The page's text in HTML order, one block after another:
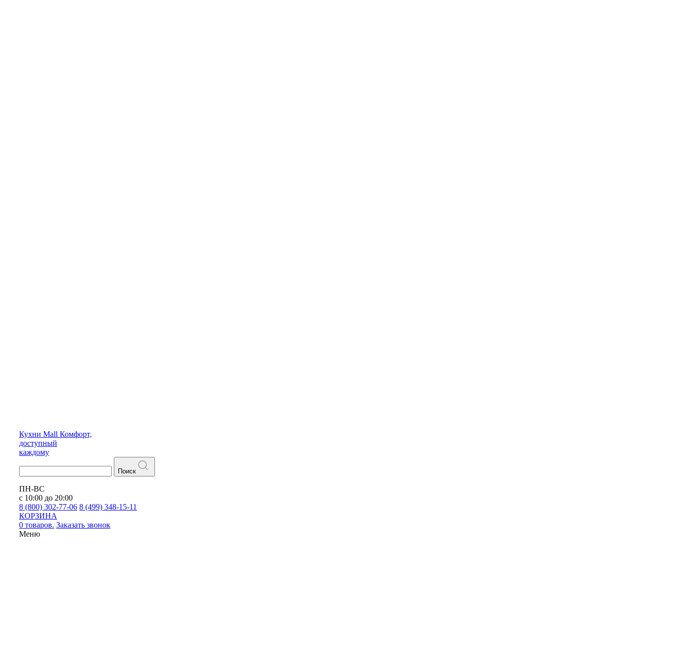
Кухни Mall Комфорт,
доступный
каждому
Поиск
ПН-ВС
с 10:00 до 20:00
8 (800) 302-77-06 8 (499) 348-15-11
КОРЗИНА
0 товаров. Заказать звонок
Меню